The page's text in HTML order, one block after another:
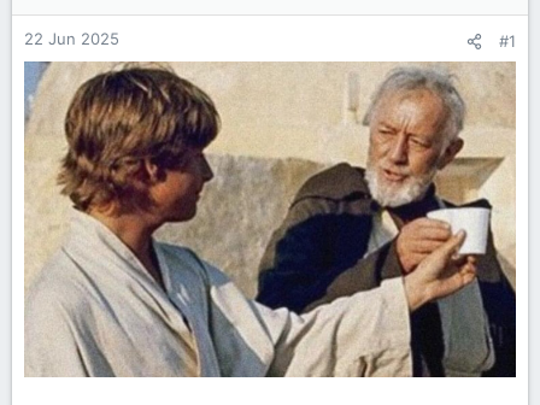
r
d
e
l
t
e
n
c
i
o
22 Jun 2025 #1